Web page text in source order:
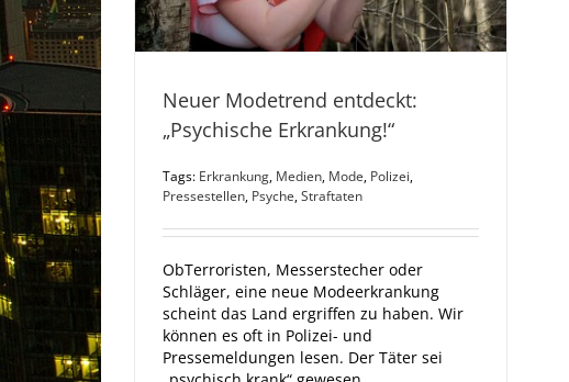
Neuer Modetrend entdeckt:
„Psychische Erkrankung!“
Tags: Erkrankung, Medien, Mode, Polizei,
Pressestellen, Psyche,Straftaten
ObTerroristen, Messerstecher oder
Schläger, eine neue Modeerkrankung
scheint das Land ergriffen zu haben. Wir
können es oft in Polizei- und
Pressemeldungen lesen. Der Täter sei